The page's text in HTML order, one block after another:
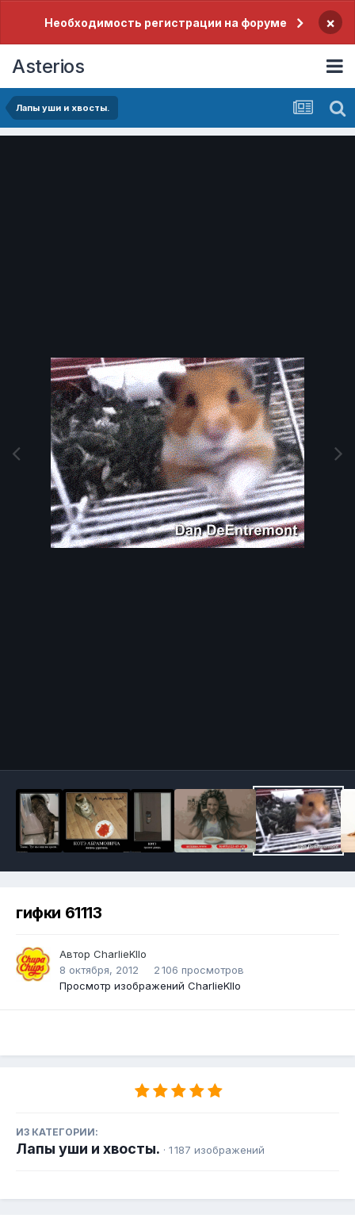
Необходимость регистрации на форуме ×
Asterios
Лапы уши и хвосты.
гифки 61113
Автор CharlieKllo
8 октября, 2012
2 106 просмотров
Просмотр изображений CharlieKllo
ИЗ КАТЕГОРИИ:
Лапы уши и хвосты. · 1 187 изображений